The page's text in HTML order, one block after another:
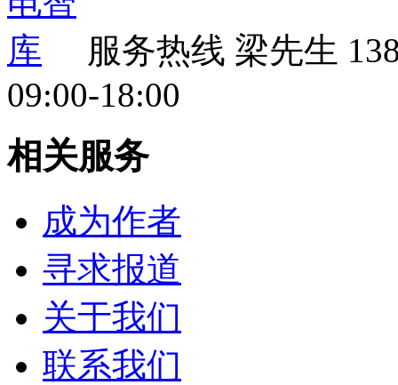
服务热线 梁先生
09:00-18:00
相关服务
成为作者
寻求报道
关于我们
联系我们